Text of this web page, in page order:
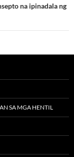
na ipinadala ng
SA MGA HENTIL